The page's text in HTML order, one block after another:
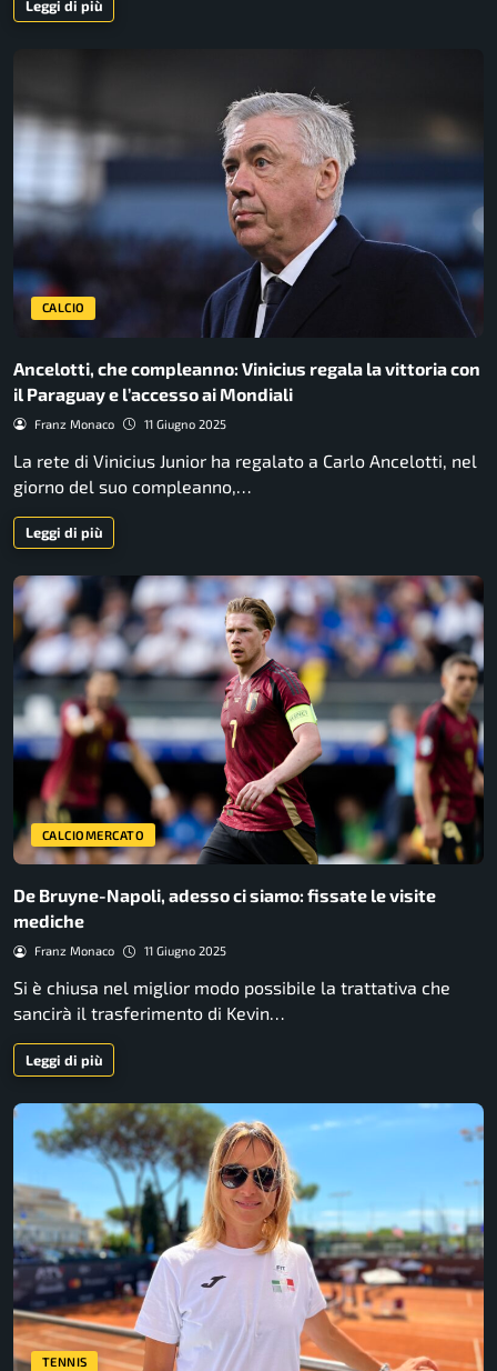
Leggi di più
CALCIO
Ancelotti, che compleanno: Vinicius regala la vittoria con
il Paraguay e l’accesso ai Mondiali
Franz Monaco 11 Giugno 2025
La rete di Vinicius Junior ha regalato a Carlo Ancelotti, nel
giorno del suo compleanno,…
Leggi di più
CALCIOMERCATO
De Bruyne-Napoli, adesso ci siamo: fissate le visite
mediche
Franz Monaco 11 Giugno 2025
Si è chiusa nel miglior modo possibile la trattativa che
sancirà il trasferimento di Kevin…
Leggi di più
TENNIS